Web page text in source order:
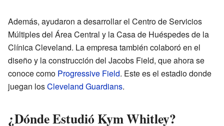
Además, ayudaron a desarrollar el Centro de Servicios
Múltiples del Área Central y la Casa de Huéspedes de la
Clínica Cleveland. La empresa también colaboró en el
diseño y la construcción del Jacobs Field, que ahora se
conoce como Progressive Field. Este es el estadio donde
juegan losCleveland Guardians.
¿Dónde Estudió Kym Whitley?